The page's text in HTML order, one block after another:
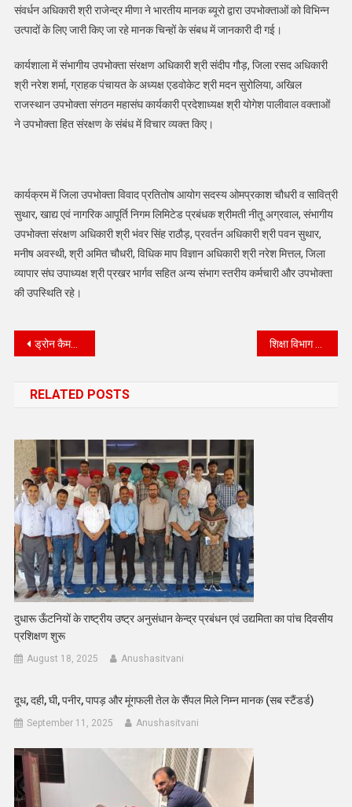
संवर्धन अधिकारी श्री राजेन्द्र मीणा ने भारतीय मानक ब्यूरो द्वारा उपभोक्ताओं को विभिन्न
उत्पादों के लिए जारी किए जा रहे मानक चिन्हों के संबध में जानकारी दी गई।
कार्यशाला में संभागीय उपभोक्ता संरक्षण अधिकारी श्री संदीप गौड़, जिला रसद अधिकारी
श्री नरेश शर्मा, ग्राहक पंचायत के अध्यक्ष एडवोकेट श्री मदन सुरोलिया, अखिल
राजस्थान उपभोक्ता संगठन महासंघ कार्यकारी प्रदेशाध्यक्ष श्री योगेश पालीवाल वक्ताओं
ने उपभोक्ता हित संरक्षण के संबंध में विचार व्यक्त किए।
कार्यक्रम में जिला उपभोक्ता विवाद प्रतितोष आयोग सदस्य ओमप्रकाश चौधरी व सावित्री
सुथार, खाद्य एवं नागरिक आपूर्ति निगम लिमिटेड प्रबंधक श्रीमती नीतू अग्रवाल,‌ संभागीय
उपभोक्ता संरक्षण अधिकारी श्री भंवर सिंह राठौड़, प्रवर्तन अधिकारी श्री पवन सुथार,
मनीष अवस्थी, श्री अमित चौधरी, विधिक माप विज्ञान अधिकारी श्री नरेश मित्तल, जिला
व्यापार संघ उपाध्यक्ष श्री प्रखर भार्गव सहित अन्य संभाग स्तरीय कर्मचारी और उपभोक्ता
की उपस्थिति रहे।
Post
ड्रोन कैमरा, हॉट एयर बैलून, यूएवी उड़ाने पर रहेगी रोक* शिक्षा विभाग द्वारा नेत्र परीक्षण शिविर, विद्यार्थियों व ड्राइवरों को मिलेंगे नि:शुल्क चश्मे
RELATED POSTS
दुधारू ऊँटनियों के राष्ट्रीय उष्ट्र अनुसंधान केन्द्र प्रबंधन एवं उद्यमिता का पांच दिवसीय
प्रशिक्षण शुरू
August 18, 2025 Anushasitvani
दूध, दही, घी, पनीर, पापड़ और मूंगफली तेल के सैंपल मिले निम्न मानक (सब स्टैंडर्ड)
September 11, 2025 Anushasitvani